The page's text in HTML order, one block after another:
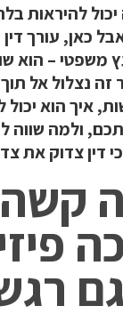
להיראות
כאן, עורך
משפטי – הוא
נצלול אל
איך הוא
ולמה שווה
דין צדוק את